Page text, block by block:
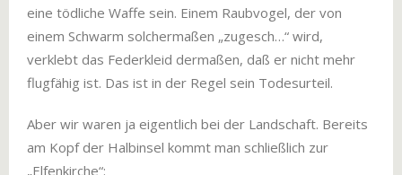
eine tödliche Waffe sein. Einem Raubvogel, der von
einem Schwarm solchermaßen „zugesch…“ wird,
verklebt das Federkleid dermaßen, daß er nicht mehr
flugfähig ist. Das ist in der Regel sein Todesurteil.
Aber wir waren ja eigentlich bei der Landschaft. Bereits
am Kopf der Halbinsel kommt man schließlich zur
„Elfenkirche“: